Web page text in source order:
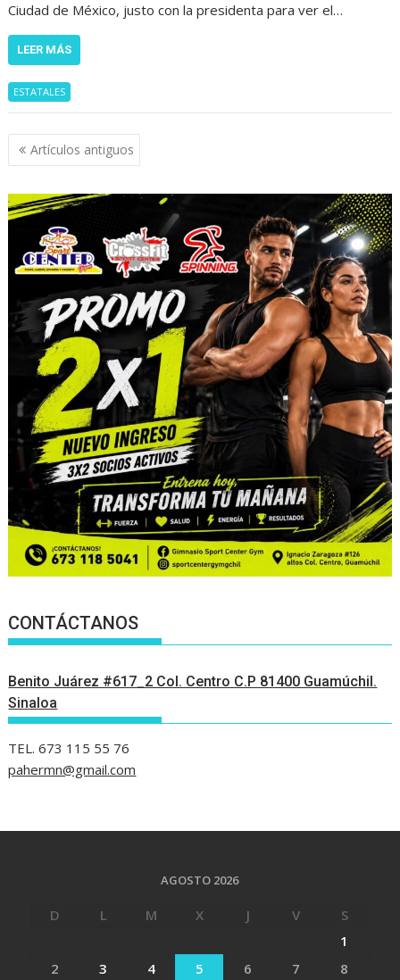
Ciudad de México, justo con la presidenta para ver el…
LEER MÁS
ESTATALES
Navegación
de
entradas
Artículos antiguos
CONTÁCTANOS
Benito Juárez #617_2 Col. Centro C.P 81400 Guamúchil.
Sinaloa
TEL. 673 115 55 76
pahermn@gmail.com
AGOSTO 2026
D L M X J V
S
1
2
3 4 5 6 7 8